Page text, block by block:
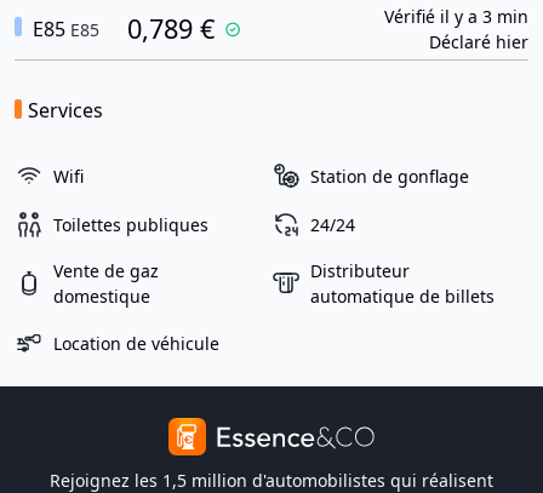
E85 E85 0,789 €
Vérifié il y a 3 min
Déclaré hier
Services
Wifi Station de gonflage
Toilettes publiques 24/24
Vente de gaz
domestique
Distributeur
automatique de billets
Location de véhicule
Rejoignez les 1,5 million d'automobilistes qui réalisent